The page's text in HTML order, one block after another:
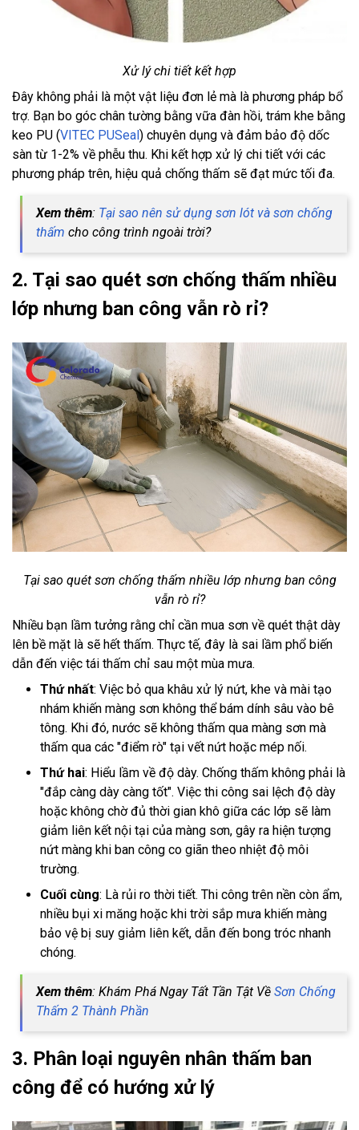
Xử lý chi tiết kết hợp
Đây không phải là một vật liệu đơn lẻ mà là phương pháp bổ
trợ. Bạn bo góc chân tường bằng vữa đàn hồi, trám khe bằng
keo PU (VITEC PUSeal) chuyên dụng và đảm bảo độ dốc
sàn từ 1-2% về phễu thu. Khi kết hợp xử lý chi tiết với các
phương pháp trên, hiệu quả chống thấm sẽ đạt mức tối đa.
Xem thêm: Tại sao nên sử dụng sơn lót và sơn chống
thấm cho công trình ngoài trời?
2. Tại sao quét sơn chống thấm nhiều
lớp nhưng ban công vẫn rò rỉ?
Tại sao quét sơn chống thấm nhiều lớp nhưng ban công
vẫn rò rỉ?
Nhiều bạn lầm tưởng rằng chỉ cần mua sơn về quét thật dày
lên bề mặt là sẽ hết thấm. Thực tế, đây là sai lầm phổ biến
dẫn đến việc tái thấm chỉ sau một mùa mưa.
Thứ nhất: Việc bỏ qua khâu xử lý nứt, khe và mài tạo
nhám khiến màng sơn không thể bám dính sâu vào bê
tông. Khi đó, nước sẽ không thấm qua màng sơn mà
thấm qua các "điểm rò" tại vết nứt hoặc mép nối.
Thứ hai: Hiểu lầm về độ dày. Chống thấm không phải là
"đắp càng dày càng tốt". Việc thi công sai lệch độ dày
hoặc không chờ đủ thời gian khô giữa các lớp sẽ làm
giảm liên kết nội tại của màng sơn, gây ra hiện tượng
nứt màng khi ban công co giãn theo nhiệt độ môi
trường.
Cuối cùng: Là rủi ro thời tiết. Thi công trên nền còn ẩm,
nhiều bụi xi măng hoặc khi trời sắp mưa khiến màng
bảo vệ bị suy giảm liên kết, dẫn đến bong tróc nhanh
chóng.
Xem thêm: Khám Phá Ngay Tất Tần Tật Về Sơn Chống
Thấm 2 Thành Phần
3. Phân loại nguyên nhân thấm ban
công để có hướng xử lý